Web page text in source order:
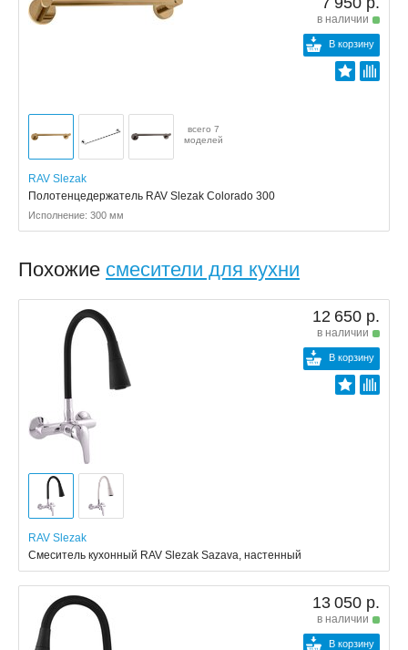
в наличии
В корзину
всего 7
моделей
RAV Slezak
Полотенцедержатель RAV Slezak Colorado 300
Исполнение: 300 мм
Похожие смесители для кухни
12 650 р.
в наличии
В корзину
RAV Slezak
Смеситель кухонный RAV Slezak Sazava, настенный
13 050 р.
в наличии
В корзину